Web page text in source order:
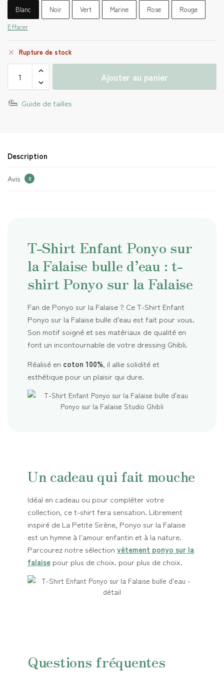
Blanc Noir Vert Marine Rose
Rouge
Effacer
Rupture de stock
Ajouter au panier
Guide de tailles
Description
Avis 0
T-Shirt Enfant Ponyo sur
la Falaise bulle d’eau : t-
shirt Ponyo sur la Falaise
Fan de Ponyo sur la Falaise ? Ce T-Shirt Enfant
Ponyo sur la Falaise bulle d’eau est fait pour vous.
Son motif soigné et ses matériaux de qualité en
font un incontournable de votre dressing Ghibli.
Réalisé en coton 100% , il allie solidité et
esthétique pour un plaisir qui dure.
Un cadeau qui fait mouche
Idéal en cadeau ou pour compléter votre
collection, ce t-shirt fera sensation. Librement
inspiré de La Petite Sirène, Ponyo sur la Falaise
est un hymne à l’amour enfantin et à la nature.
Parcourez notre sélection vêtement ponyo sur la
falaise pour plus de choix. pour plus de choix.
Questions fréquentes